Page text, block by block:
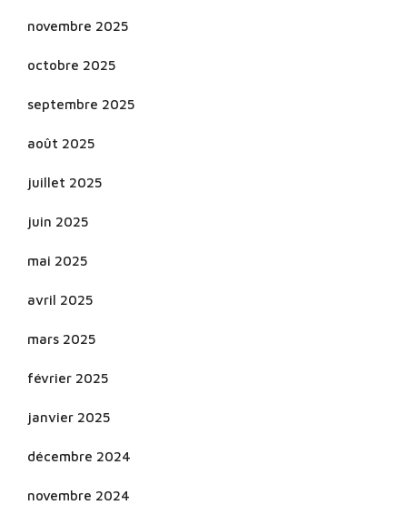
novembre 2025
octobre 2025
septembre 2025
août 2025
juillet 2025
juin 2025
mai 2025
avril 2025
mars 2025
février 2025
janvier 2025
décembre 2024
novembre 2024